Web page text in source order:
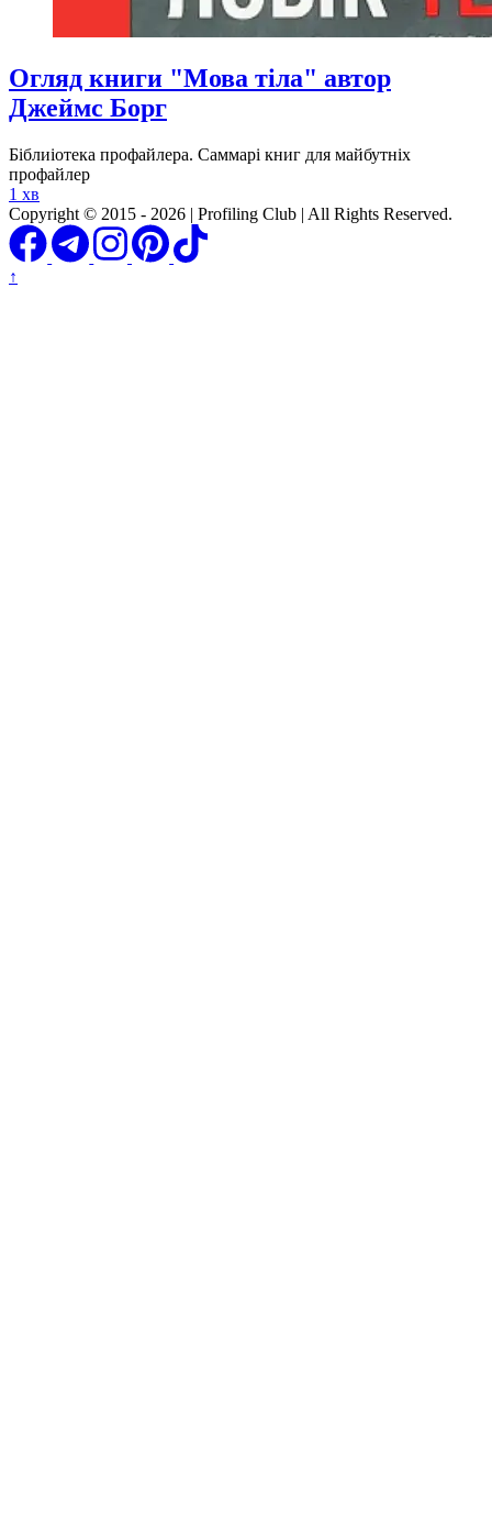
Огляд книги "Мова тіла" автор
Джеймс Борг
Біблиіотека профайлера. Саммарі книг для майбутніх
профайлер
1 хв
Copyright © 2015 - 2026 | Profiling Club | All Rights Reserved.
↑